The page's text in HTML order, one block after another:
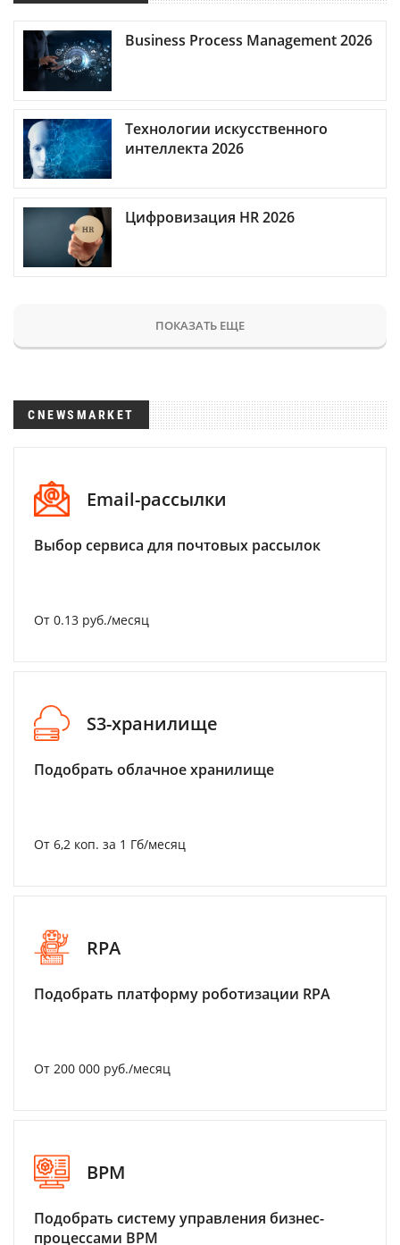
Business Process Management 2026
Технологии искусственного
интеллекта 2026
Цифровизация HR 2026
ПОКАЗАТЬ ЕЩЕ
CNEWSMARKET
Email-рассылки
Выбор сервиса для почтовых рассылок
От 0.13 руб./месяц
S3-хранилище
Подобрать облачное хранилище
От 6,2 коп. за 1 Гб/месяц
RPA
Подобрать платформу роботизации RPA
От 200 000 руб./месяц
BPM
Подобрать систему управления бизнес-
процессами BPM